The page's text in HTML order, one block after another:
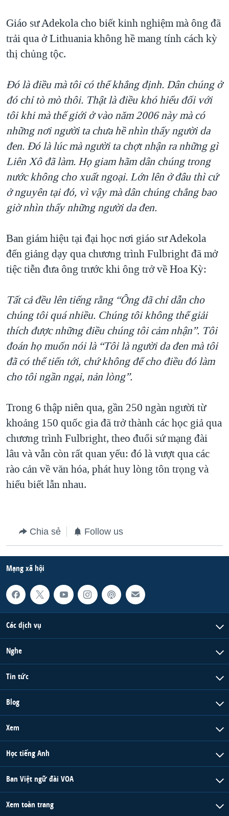
Giáo sư Adekola cho biết kinh nghiệm mà ông đã
trải qua ở Lithuania không hề mang tính cách kỳ
thị chủng tộc.
Đó là điều mà tôi có thể khẳng định. Dân chúng ở
đó chỉ tò mò thôi. Thật là điều khó hiểu đối với
tôi khi mà thế giới ở vào năm 2006 này mà có
những nơi người ta chưa hề nhìn thấy người da
đen. Đó là lúc mà người ta chợt nhận ra những gì
Liên Xô đã làm. Họ giam hãm dân chúng trong
nước không cho xuất ngoại. Lớn lên ở đâu thì cứ
ở nguyên tại đó, vì vậy mà dân chúng chẳng bao
giờ nhìn thấy những người da đen.
Ban giám hiệu tại đại học nơi giáo sư Adekola
đến giảng dạy qua chương trình Fulbright đã mở
tiệc tiễn đưa ông trước khi ông trở về Hoa Kỳ:
Tất cả đều lên tiếng rằng “Ông đã chỉ dẫn cho
chúng tôi quá nhiều. Chúng tôi không thể giải
thích được những điều chúng tôi cảm nhận”. Tôi
đoán họ muốn nói là “Tôi là người da đen mà tôi
đã có thể tiến tới, chứ không để cho điều đó làm
cho tôi ngần ngại, nản lòng”.
Trong 6 thập niên qua, gần 250 ngàn người từ
khoảng 150 quốc gia đã trở thành các học giả qua
chương trình Fulbright, theo đuổi sứ mạng đài
lâu và vẫn còn rất quan yếu: đó là vượt qua các
rào cản về văn hóa, phát huy lòng tôn trọng và
hiểu biết lẫn nhau.
Chia sẻ Follow us
Mạng xã hội
Các dịch vụ
Nghe
Tin tức
Blog
Xem
Học tiếng Anh
Ban Việt ngữ đài VOA
Xem toàn trang